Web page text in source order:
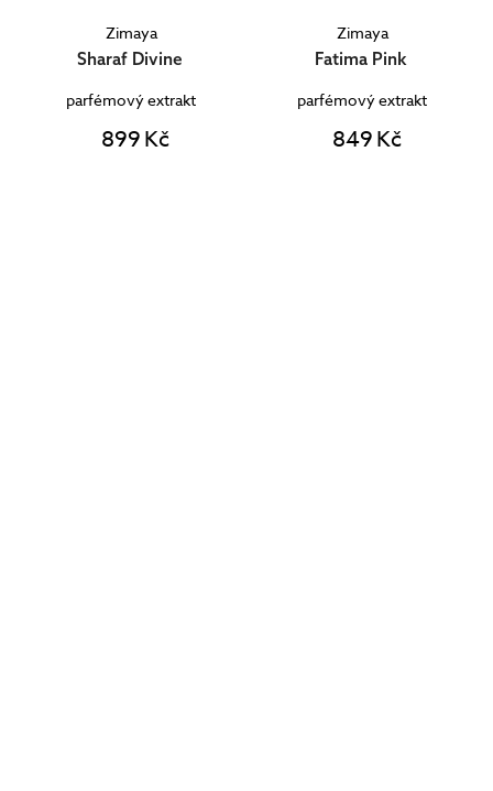
Zimaya
Sharaf Divine
parfémový extrakt
899 Kč
Zimaya
Fatima Pink
parfémový extrakt
849 Kč